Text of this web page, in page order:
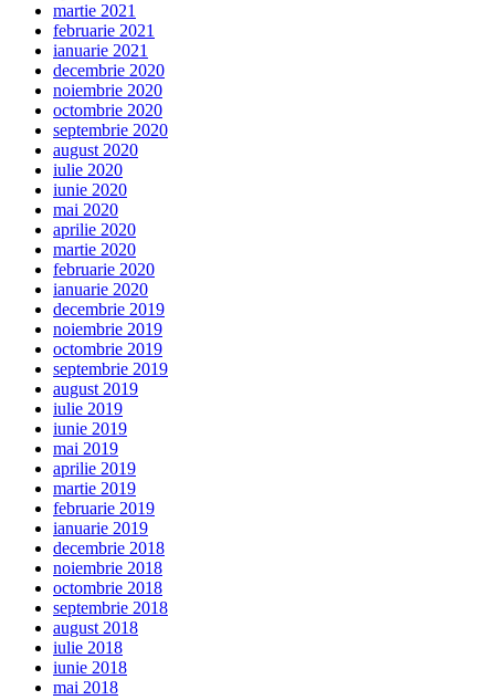
martie 2021
februarie 2021
ianuarie 2021
decembrie 2020
noiembrie 2020
octombrie 2020
septembrie 2020
august 2020
iulie 2020
iunie 2020
mai 2020
aprilie 2020
martie 2020
februarie 2020
ianuarie 2020
decembrie 2019
noiembrie 2019
octombrie 2019
septembrie 2019
august 2019
iulie 2019
iunie 2019
mai 2019
aprilie 2019
martie 2019
februarie 2019
ianuarie 2019
decembrie 2018
noiembrie 2018
octombrie 2018
septembrie 2018
august 2018
iulie 2018
iunie 2018
mai 2018